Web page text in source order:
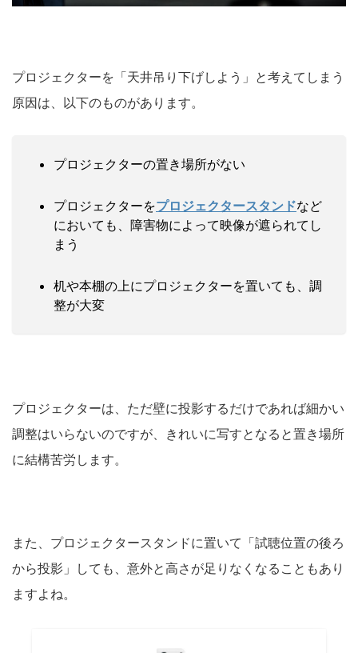
プロジェクターを「天井吊り下げしよう」と考えてしまう
原因は、以下のものがあります。
プロジェクターの置き場所がない
プロジェクターをプロジェクタースタンドなど
においても、障害物によって映像が遮られてし
まう
机や本棚の上にプロジェクターを置いても、調
整が大変
プロジェクターは、ただ壁に投影するだけであれば細かい
調整はいらないのですが、きれいに写すとなると置き場所
に結構苦労します。
また、プロジェクタースタンドに置いて「試聴位置の後ろ
から投影」しても、意外と高さが足りなくなることもあり
ますよね。